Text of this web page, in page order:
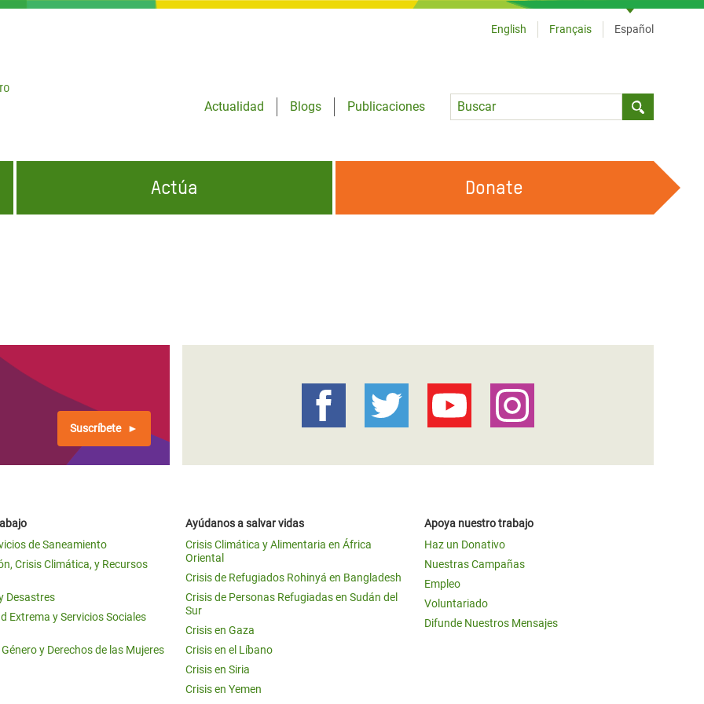
Actualidad
Blogs
Publicaciones
Language
English Français Español
Climática y Alimentaria
Oriental
de Personas Refugiadas
del Sur
Siria
Yemen
Actúa Donate
Suscríbete
de Saneamiento
Crisis Climática, y Recursos
Desastres
Extrema y Servicios Sociales
y Derechos de las Mujeres
Ayúdanos a salvar vidas
Crisis Climática y Alimentaria en África
Oriental
Crisis de Refugiados Rohinyá en Bangladesh
Crisis de Personas Refugiadas en Sudán del
Sur
Crisis en Gaza
Crisis en el Líbano
Crisis en Siria
Crisis en Yemen
Apoya nuestro trabajo
Haz un Donativo
Nuestras Campañas
Empleo
Voluntariado
Difunde Nuestros Mensajes